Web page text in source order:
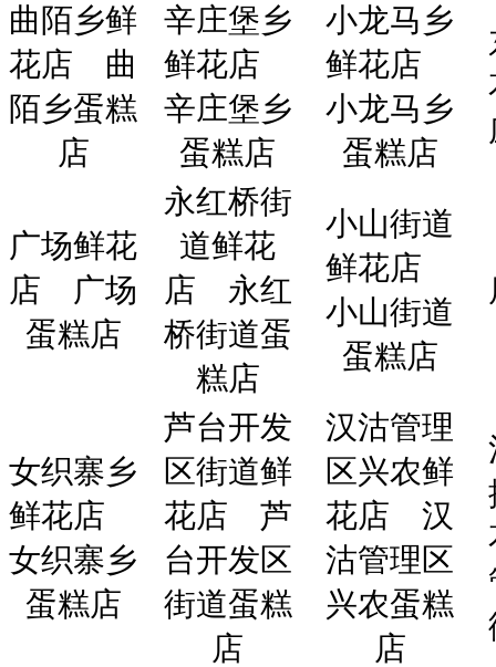
曲陌乡鲜
花店
曲
陌乡蛋糕
店
辛庄堡乡
鲜花店
辛庄堡乡
蛋糕店
小龙马乡
鲜花店
小龙马乡
蛋糕店
广场鲜花
店
广场
蛋糕店
永红桥街
道鲜花
店
永红
桥街道蛋
糕店
小山街道
鲜花店
小山街道
蛋糕店
女织寨乡
鲜花店
女织寨乡
蛋糕店
芦台开发
区街道鲜
花店
芦
台开发区
街道蛋糕
店
汉沽管理
区兴农鲜
花店
汉
沽管理区
兴农蛋糕
店